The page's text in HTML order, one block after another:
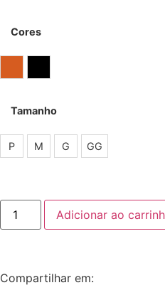
Cores
CoralPreto
Tamanho
P M G GG
Adicionar ao
Compartilhar em: